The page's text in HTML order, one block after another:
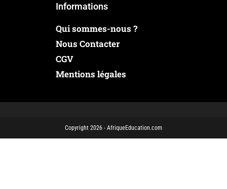
Informations
Qui sommes-nous ?
Nous Contacter
CGV
Mentions légales
Copyright 2026 - AfriqueEducation.com